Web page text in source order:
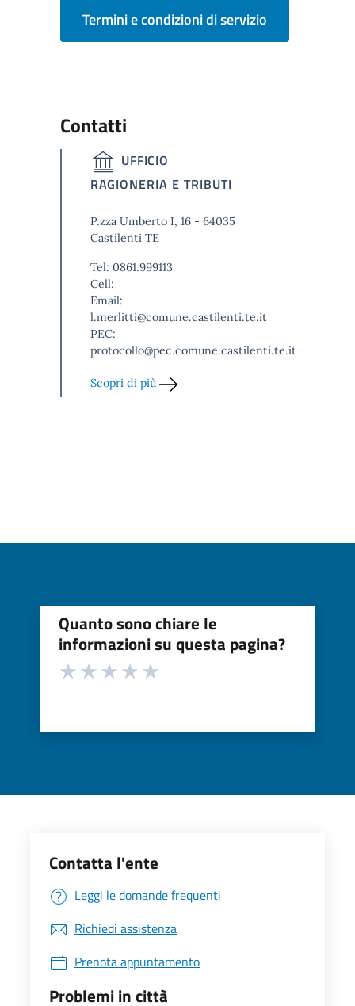
Termini e condizioni di servizio
Contatti
UFFICIO
RAGIONERIA E TRIBUTI
P.zza Umberto I, 16 - 64035
Castilenti TE
Tel: 0861.999113
Cell:
Email:
l.merlitti@comune.castilenti.te.it
PEC:
protocollo@pec.comune.castilenti.te.it
Scopri di più
Quanto sono chiare le
informazioni su questa pagina?
Contatta l'ente
Leggi le domande frequenti
Richiedi assistenza
Prenota appuntamento
Problemi in città